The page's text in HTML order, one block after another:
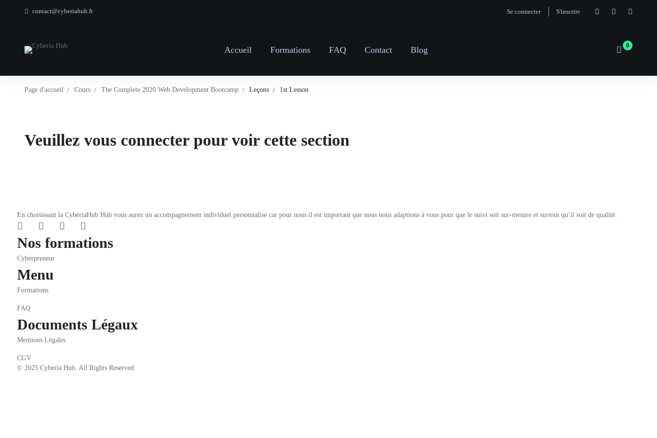
contact@cyberiahub.fr Se connecter S'inscrire
Accueil Formations FAQ Contact Blog
Page d'accueil Cours The Complete 2020 Web Development Bootcamp Leçons 1st Lesson
Veuillez vous connecter pour voir cette section
En choisissant la CyberiaHub Hub vous aurez un accompagnement individuel personnalisé car pour nous il est important que nous nous adaptions à vous pour que le suivi soit sur-mesure et surtout qu’il soit de qualité.
Nos formations
Cyberpreneur
Menu
Formations
FAQ
Documents Légaux
Mentions Légales
CGV
© 2025 Cyberia Hub. All Rights Reserved